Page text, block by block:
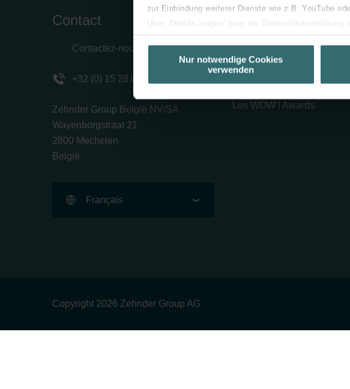
zur Einbindung weiterer Dienste wie z.B. YouTube
Über „Details zeigen“ bzw. die
unserer Website verwenden, um Ihnen die
basierend auf Ihren Interessen zur Verfügung zu
Datenschutzerklärung widerrufen.
Zehnder Group UK Limited: Privacy Policy
Nur notwendige Cookies
verwenden
Contact
Contactez-nous
+32 (0) 15 28 05 10
Zehnder Group België NV/SA
Wayenborgstraat 21
2800 Mechelen
België
Français
Entreprise
À propos de Zehnder
Carrière chez Zehnder
Offres d'emploi
Les WOW ! Awards
Copyright 2026 Zehnder Group AG